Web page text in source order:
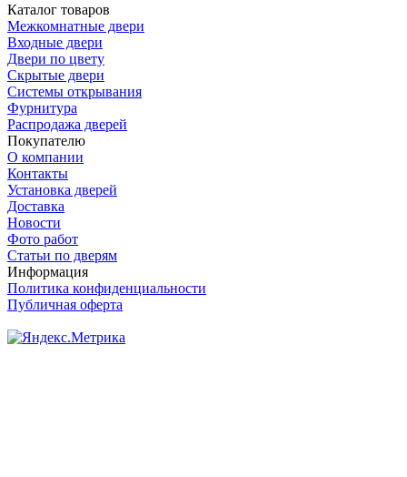
Каталог товаров
Межкомнатные двери
Входные двери
Двери по цвету
Скрытые двери
Системы открывания
Фурнитура
Распродажа дверей
Покупателю
О компании
Контакты
Установка дверей
Доставка
Новости
Фото работ
Статьи по дверям
Информация
Политика конфиденциальности
Публичная оферта